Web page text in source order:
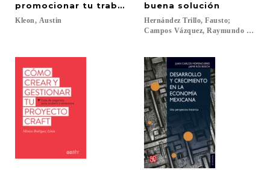
promocionar tu trabajo
Kleon, Austin
buena solución
Hernández Trillo, Fausto;
Campos Vázquez, Raymundo